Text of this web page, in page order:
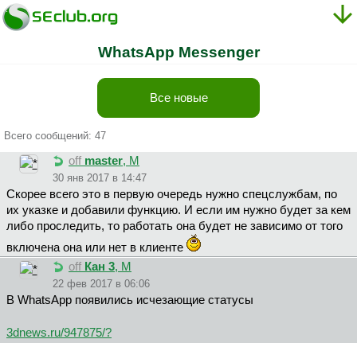
WhatsApp Messenger
Все новые
Всего сообщений: 47
off master, М
30 янв 2017 в 14:47
Скорее всего это в первую очередь нужно спецслужбам, по
их указке и добавили функцию. И если им нужно будет за кем
либо проследить, то работать она будет не зависимо от того
включена она или нет в клиенте
off Кан 3, М
22 фев 2017 в 06:06
В WhatsApp появились исчезающие статусы
3dnews.ru/947875/?